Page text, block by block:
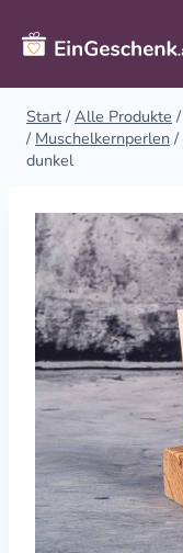
Inhalt
springen
Start / Alle Produkte /
/ Muschelkernperlen /
dunkel